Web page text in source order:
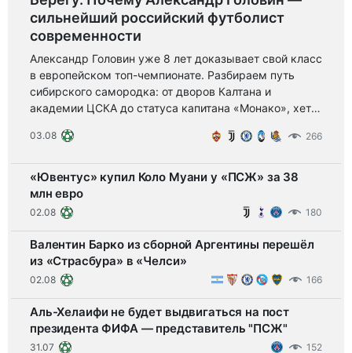
сильнейший российский футболист
современности
Александр Головин уже 8 лет доказывает свой класс
в европейском топ-чемпионате. Разбираем путь
сибирского самородка: от дворов Калтана и
академии ЦСКА до статуса капитана «Монако», хет-
03.08 266
«Ювентус» купил Коло Муани у «ПСЖ» за 38
млн евро
02.08 180
Валентин Барко из сборной Аргентины перешёл
из «Страсбура» в «Челси»
02.08 166
Аль-Хелаифи не будет выдвигаться на пост
президента ФИФА — представитель "ПСЖ"
31.07 152